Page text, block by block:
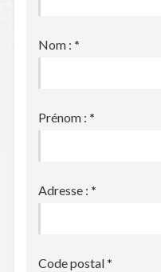
Nom : *
Prénom : *
Adresse : *
Code postal *